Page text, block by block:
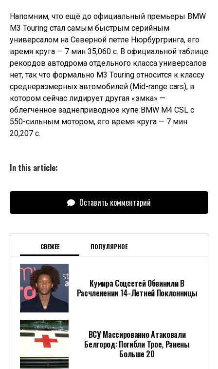
Напомним, что ещё до официальный премьеры BMW
M3 Touring стал самым быстрым серийным
универсалом на Северной петле Нюрбургринга, его
время круга — 7 мин 35,060 с. В официальной таблице
рекордов автодрома отдельного класса универсалов
нет, так что формально M3 Touring относится к классу
среднеразмерных автомобилей (Mid-range cars), в
котором сейчас лидирует другая «эмка» —
облегчённое заднеприводное купе BMW M4 CSL с
550-сильным мотором, его время круга — 7 мин
20,207 с.
In this article:
Оставить комментарий
СВЕЖЕЕ ПОПУЛЯРНОЕ
Кумира Соцсетей Обвинили В
Расчленении 14-Летней Поклонницы
ВСУ Массированно Атаковали
Белгород: Погибли Трое, Ранены
Больше 20